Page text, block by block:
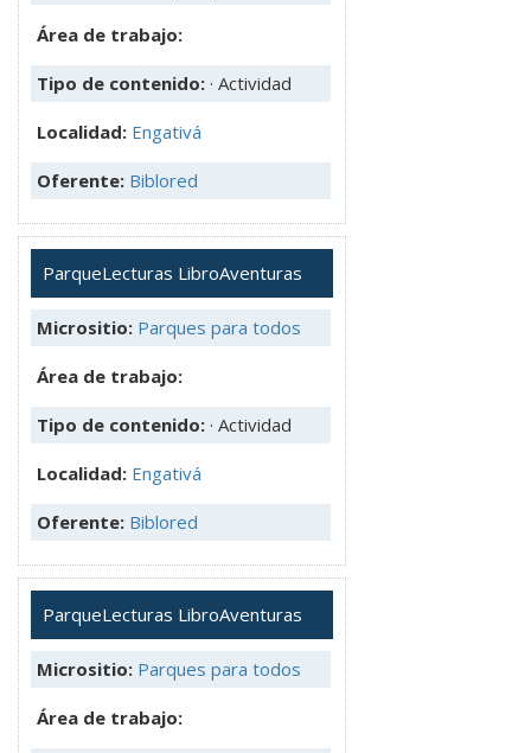
Área de trabajo:
Tipo de contenido: · Actividad
Localidad: Engativá
Oferente: Biblored
ParqueLecturas LibroAventuras
Micrositio: Parques para todos
Área de trabajo:
Tipo de contenido: · Actividad
Localidad: Engativá
Oferente: Biblored
ParqueLecturas LibroAventuras
Micrositio: Parques para todos
Área de trabajo: